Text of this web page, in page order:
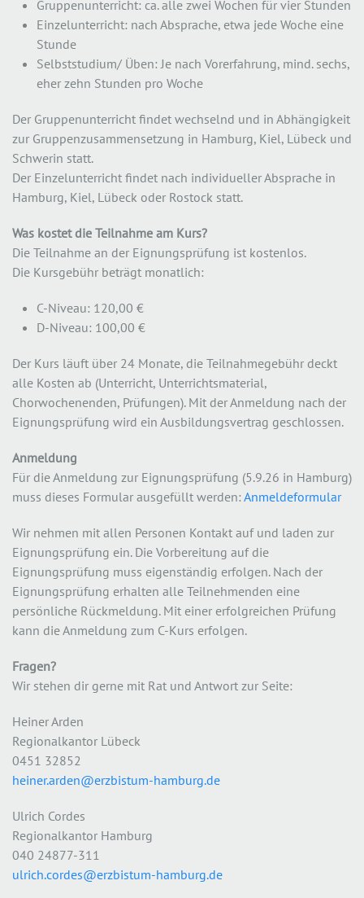
Gruppenunterricht: ca. alle zwei Wochen für vier Stunden
Einzelunterricht: nach Absprache, etwa jede Woche eine
Stunde
Selbststudium/ Üben: Je nach Vorerfahrung, mind. sechs,
eher zehn Stunden pro Woche
Der Gruppenunterricht findet wechselnd und in Abhängigkeit
zur Gruppenzusammensetzung in Hamburg, Kiel, Lübeck und
Schwerin statt.
Der Einzelunterricht findet nach individueller Absprache in
Hamburg, Kiel, Lübeck oder Rostock statt.
Was kostet die Teilnahme am Kurs?
Die Teilnahme an der Eignungsprüfung ist kostenlos.
Die Kursgebühr beträgt monatlich:
C-Niveau: 120,00 €
D-Niveau: 100,00 €
Der Kurs läuft über 24 Monate, die Teilnahmegebühr deckt
alle Kosten ab (Unterricht, Unterrichtsmaterial,
Chorwochenenden, Prüfungen). Mit der Anmeldung nach der
Eignungsprüfung wird ein Ausbildungsvertrag geschlossen.
Anmeldung
Für die Anmeldung zur Eignungsprüfung (5.9.26 in Hamburg)
muss dieses Formular ausgefüllt werden: Anmeldeformular
Wir nehmen mit allen Personen Kontakt auf und laden zur
Eignungsprüfung ein. Die Vorbereitung auf die
Eignungsprüfung muss eigenständig erfolgen. Nach der
Eignungsprüfung erhalten alle Teilnehmenden eine
persönliche Rückmeldung. Mit einer erfolgreichen Prüfung
kann die Anmeldung zum C-Kurs erfolgen.
Fragen?
Wir stehen dir gerne mit Rat und Antwort zur Seite:
Heiner Arden
Regionalkantor Lübeck
0451 32852
heiner.arden@erzbistum-hamburg.de
Ulrich Cordes
Regionalkantor Hamburg
040 24877-311
ulrich.cordes@erzbistum-hamburg.de